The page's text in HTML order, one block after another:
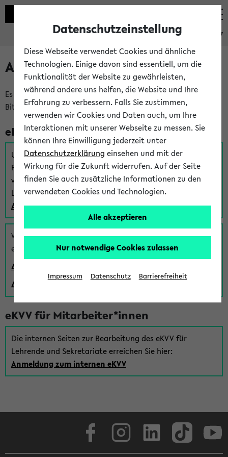
eKVV
Anmeldung am eKVV
Es gibt mehrere Möglichkeiten zur Anmeldung am eKVV.
Bitte wählen Sie die für Sie richtige aus:
eKVV für Studierende
Um sich einen Stundenplan zu erstellen und alle weiteren
Funktionen des eKVVs für Studierende zu nutzen,
verwenden Sie diesen Link zur Anmeldung über Ihr Uni
Login:
Anmeldung zum eKVV der Studierenden
Wenn Sie (noch) kein Uni Login haben, können Sie das
eKVV auch über einen Gastzugang verwenden:
Anmeldung über einen vorhandenen Gastzugang
Anlegen eines neuen Gastzugangs
eKVV für Mitarbeiter*innen
Die internen Seiten zur Bearbeitung des eKVV für
Lehrende und Sekretariate erreichen Sie hier:
Anmeldung zum internen eKVV
Datenschutzeinstellung
Diese Webseite verwendet Cookies und ähnliche
Technologien. Einige davon sind essentiell, um die
Funktionalität der Website zu gewährleisten,
während andere uns helfen, die Website und Ihre
Erfahrung zu verbessern. Falls Sie zustimmen,
verwenden wir Cookies und Daten auch, um Ihre
Interaktionen mit unserer Webseite zu messen. Sie
können Ihre Einwilligung jederzeit unter
Datenschutzerklärung einsehen und mit der
Wirkung für die Zukunft widerrufen. Auf der Seite
finden Sie auch zusätzliche Informationen zu den
verwendeten Cookies und Technologien.
Alle akzeptieren
Nur notwendige Cookies zulassen
Impressum Datenschutz Barrierefreiheit